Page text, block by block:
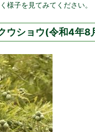
様子を見てみてください。
ウショウ(令和4年8